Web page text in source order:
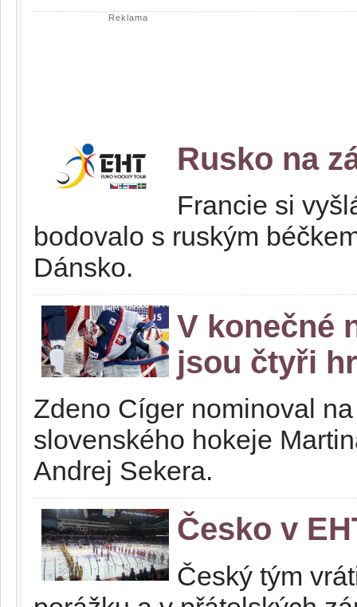
Reklama
Rusko na
Francie si
bodovalo s ruským
Dánsko.
V konečné
jsou čtyři
Zdeno Cíger nominoval
slovenského hokeje
Andrej Sekera.
Česko v
Český tým